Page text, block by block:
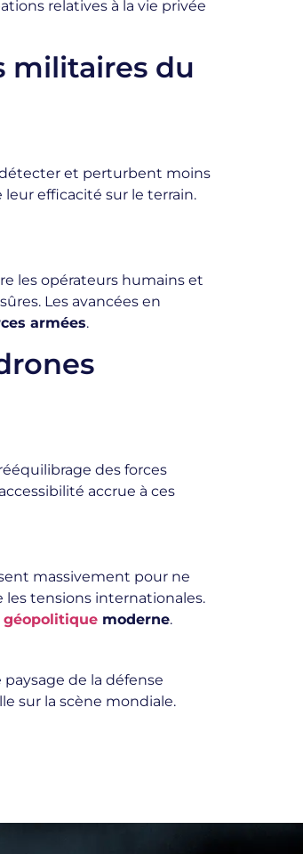
relatives à la vie privée
militaires du
et perturbent moins
efficacité sur le terrain.
les opérateurs humains et
Les avancées en
armées.
des forces
accrue à ces
massivement pour ne
tensions internationales.
géopolitique moderne.
de la défense
sur la scène mondiale.